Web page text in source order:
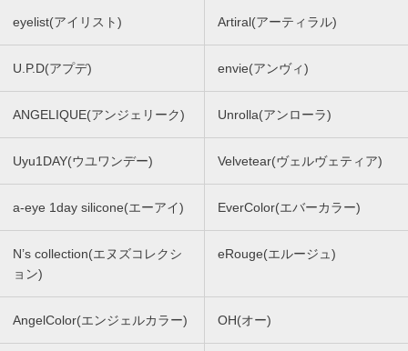
eyelist(アイリスト) Artiral(アーティラル)
U.P.D(アプデ) envie(アンヴィ)
ANGELIQUE(アンジェリーク) Unrolla(アンローラ)
Uyu1DAY(ウユワンデー) Velvetear(ヴェルヴェティア)
a-eye 1day silicone(エーアイ) EverColor(エバーカラー)
N’s collection(エヌズコレクシ
ョン)
eRouge(エルージュ)
AngelColor(エンジェルカラー) OH(オー)